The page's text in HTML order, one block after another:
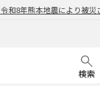
令和8年熊本地震により被災
検索